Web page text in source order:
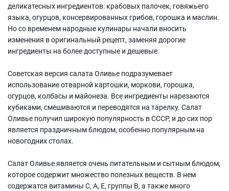
деликатесных ингредиентов: крабовых палочек, говяжьего
языка, огурцов, консервированных грибов, горошка и маслин.
Но со временем народные кулинары начали вносить
изменения в оригинальный рецепт, заменяя дорогие
ингредиенты на более доступные и дешевые.
Советская версия салата Оливье подразумевает
использование отварной картошки, моркови, горошка,
огурцов, колбасы и майонеза. Все ингредиенты нарезаются
кубиками, смешиваются и переводятся на тарелку. Салат
Оливье получил широкую популярность в СССР, и до сих пор
является праздничным блюдом, особенно популярным на
новогодних столах.
Салат Оливье является очень питательным и сытным блюдом,
которое содержит множество полезных веществ. В нем
содержатся витамины C, А, Е, группы В, а также много